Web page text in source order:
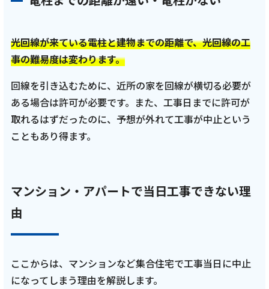
光回線が来ている電柱と建物までの距離で、光回線の工
事の難易度は変わります。
回線を引き込むために、近所の家を回線が横切る必要が
ある場合は許可が必要です。また、工事日までに許可が
取れるはずだったのに、予想が外れて工事が中止という
こともあり得ます。
マンション・アパートで当日工事できない理
由
ここからは、マンションなど集合住宅で工事当日に中止
になってしまう理由を解説します。